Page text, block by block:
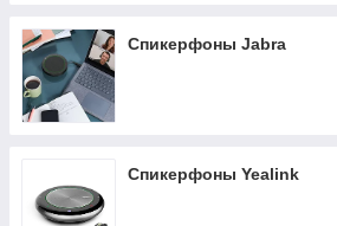
Спикерфоны Jabra
Спикерфоны Yealink